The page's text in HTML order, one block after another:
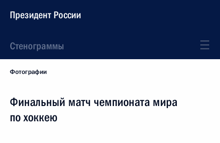
Президент России
Стенограммы
Фотографии
Финальный матч чемпионата мира
по хоккею